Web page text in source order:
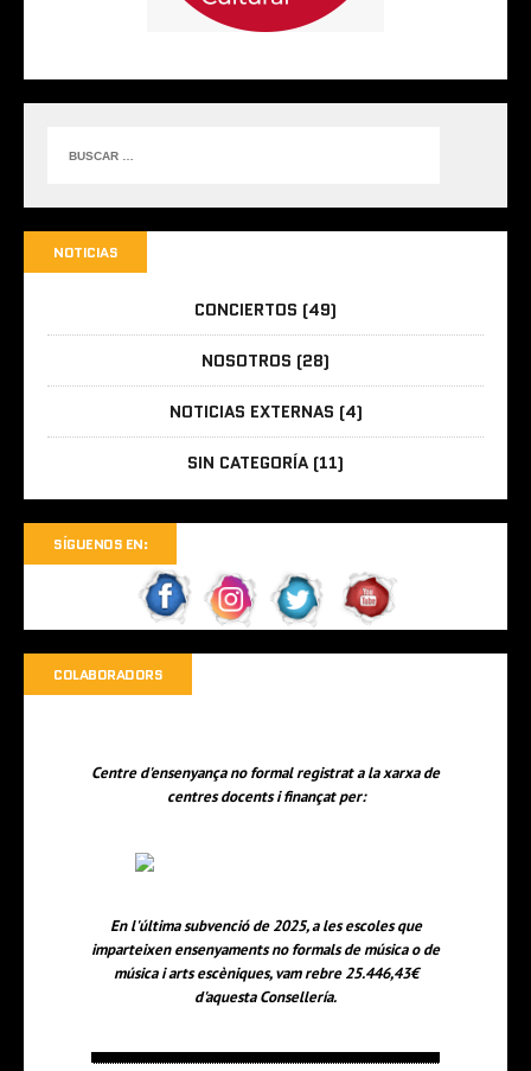
NOTICIAS
CONCIERTOS (49)
NOSOTROS (28)
NOTICIAS EXTERNAS (4)
SIN CATEGORÍA (11)
SÍGUENOS EN:
COLABORADORS
Centre d'ensenyança no formal registrat a la xarxa de
centres docents i finançat per:
En l'última subvenció de 2025, a les escoles que
imparteixen ensenyaments no formals de música o de
música i arts escèniques, vam rebre 25.446,43€
d'aquesta Consellería.